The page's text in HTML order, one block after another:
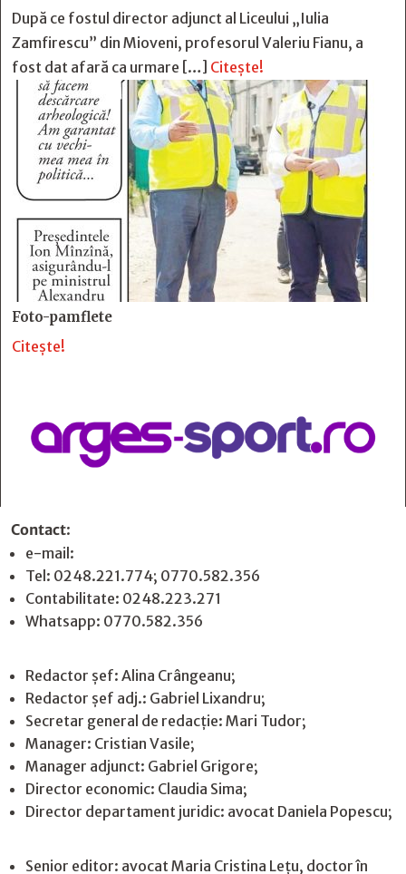
După ce fostul director adjunct al Liceului „Iulia
Zamfirescu” din Mioveni, profesorul Valeriu Fianu, a
fost dat afară ca urmare […] Citește!
Foto-pamflete
Citește!
Contact:
e-mail:
Tel: 0248.221.774; 0770.582.356
Contabilitate: 0248.223.271
Whatsapp: 0770.582.356
Redactor șef: Alina Crângeanu;
Redactor șef adj.: Gabriel Lixandru;
Secretar general de redacție: Mari Tudor;
Manager: Cristian Vasile;
Manager adjunct: Gabriel Grigore;
Director economic: Claudia Sima;
Director departament juridic: avocat Daniela Popescu;
Senior editor: avocat Maria Cristina Leţu, doctor în